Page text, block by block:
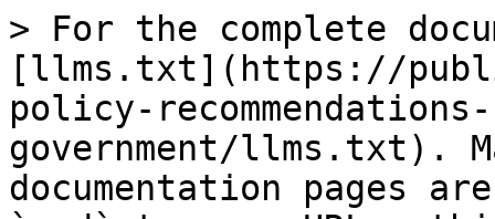
> For the complete
[llms.txt](https://
policy-
government/llms.txt).
documentation pages